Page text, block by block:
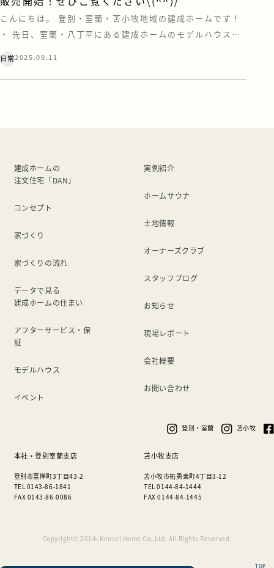
こんにちは。 登別・室蘭・苫小牧地域の建成ホームです！
・ 先日、室蘭・八丁平にある建成ホームのモデルハウス
なられた方はいらっしゃいますでしょうか？ もしかしたら
「満天花火」に行った方で、シャトルバスで行き来する時に
日常2025.09.11
TOP
建成ホームの
注文住宅「DAN」
コンセプト
家づくり
家づくりの流れ
データで見る
建成ホームの住まい
アフターサービス・保
証
モデルハウス
イベント
実例紹介
ホームサウナ
土地情報
オーナーズクラブ
スタッフブログ
お知らせ
現場レポート
会社概要
お問い合わせ
本社・登別室蘭支店
登別市富岸町3丁目43-2
TEL 0143-86-1841
FAX 0143-86-0086
苫小牧支店
苫小牧市拓勇東町4丁目3-12
TEL 0144-84-1444
FAX 0144-84-1445
登別・室蘭 苫小牧
Copyright© 2014- Kensei Home Co.,Ltd. All Rights Reserved.